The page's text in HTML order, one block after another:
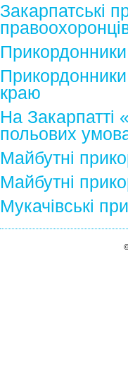
Закарпатські
краю
На Закарпатті
польових
Майбутні
Майбутні
Мукачівські